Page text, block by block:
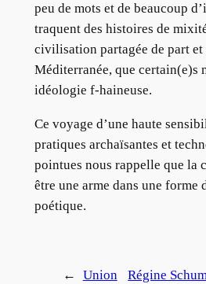
peu de mots et de beaucoup
traquent des histoires de
civilisation partagée de part et
Méditerranée, que certain(e)s
idéologie f-haineuse.
Ce voyage d’une haute
pratiques archaïsantes et
pointues nous rappelle que la
être une arme dans une forme
poétique.
←
Union
Régine